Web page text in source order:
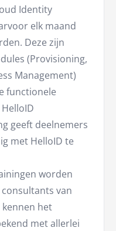
Identity
elk maand
Deze zijn
(Provisioning,
Management)
functionele
geeft deelnemers
met HelloID te
worden
van
het
met allerlei